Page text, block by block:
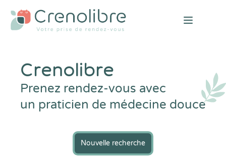
Open
Crenolibre
Prenez rendez-vous avec
un praticien de médecine douce
Nouvelle recherche